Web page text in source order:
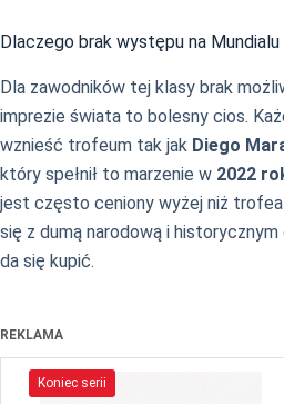
Dlaczego brak występu na
Dla zawodników tej klasy brak
imprezie świata to bolesny cios.
wznieść trofeum tak jak Diego
który spełnił to marzenie w 2022
jest często ceniony wyżej niż
się z dumą narodową i
da się kupić.
REKLAMA
Koniec serii